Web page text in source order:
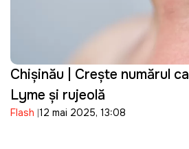
Chișinău | Crește numărul
Lyme și rujeolă
Flash 12 mai 2025, 13:08